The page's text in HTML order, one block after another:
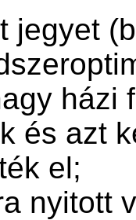
jegyet
házi
és azt
el;
nyitott